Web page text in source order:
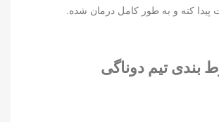
پیدا کنه و به طور کامل درمان شده.
بندی تیم دوناگی